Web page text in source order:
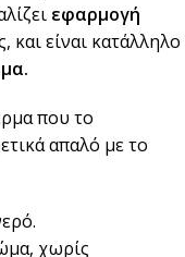
εφαρμογή
και είναι κατάλληλο
που το
απαλό με το
χωρίς